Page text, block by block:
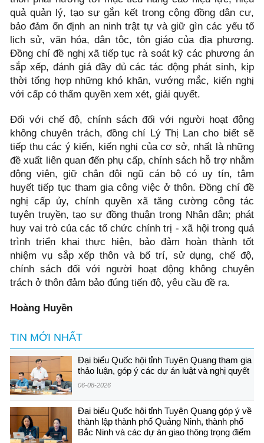
quả quản lý, tạo sự gắn kết trong cộng đồng dân cư,
bảo đảm ổn định an ninh trật tự và giữ gìn các yếu tố
lịch sử, văn hóa, dân tộc, tôn giáo của địa phương.
Đồng chí đề nghị xã tiếp tục rà soát kỹ các phương án
sắp xếp, đánh giá đầy đủ các tác động phát sinh, kịp
thời tổng hợp những khó khăn, vướng mắc, kiến nghị
với cấp có thẩm quyền xem xét, giải quyết.
Đối với chế độ, chính sách đối với người hoạt động
không chuyên trách, đồng chí Lý Thị Lan cho biết sẽ
tiếp thu các ý kiến, kiến nghị của cơ sở, nhất là những
đề xuất liên quan đến phụ cấp, chính sách hỗ trợ nhằm
động viên, giữ chân đội ngũ cán bộ có uy tín, tâm
huyết tiếp tục tham gia công việc ở thôn. Đồng chí đề
nghị cấp ủy, chính quyền xã tăng cường công tác
tuyên truyền, tạo sự đồng thuận trong Nhân dân; phát
huy vai trò của các tổ chức chính trị - xã hội trong quá
trình triển khai thực hiện, bảo đảm hoàn thành tốt
nhiệm vụ sắp xếp thôn và bố trí, sử dụng, chế độ,
chính sách đối với người hoạt động không chuyên
trách ở thôn đảm bảo đúng tiến độ, yêu cầu đề ra.
Hoàng Huyền
TIN MỚI NHẤT
Đại biểu Quốc hội tỉnh Tuyên Quang tham gia
thảo luận, góp ý các dự án luật và nghị quyết
06-08-2026
Đại biểu Quốc hội tỉnh Tuyên Quang góp ý về
thành lập thành phố Quảng Ninh, thành phố
Bắc Ninh và các dự án giao thông trọng điểm